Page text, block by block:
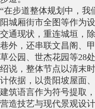
“在步道整体规划中，
阳城厢街市全图等作为
交通现状，重连城垣，
巷外，还串联文昌阁、
草公园、世杰花园等28
绍说，整体节点以清末
计依据，以贵阳坡屋面
建筑语言作为符号提取
营造技艺与现代景观设